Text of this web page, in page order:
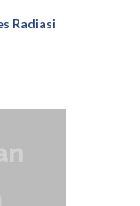
Radiasi